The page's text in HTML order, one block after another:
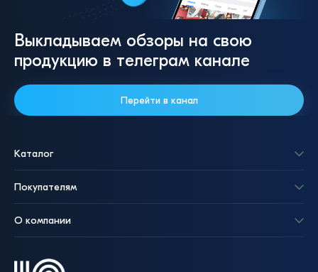
Выкладываем обзоры на свою
продукцию в телеграм канале
Перейти в канал
Каталог
Покупателям
О компании